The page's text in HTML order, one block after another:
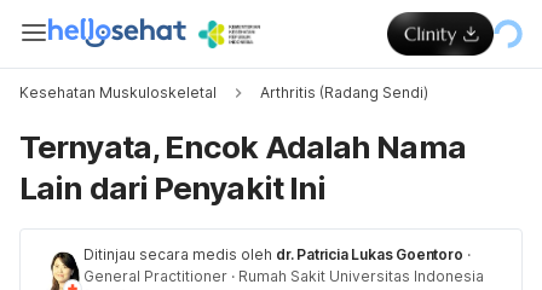
Kesehatan Muskuloskeletal Arthritis (Radang Sendi)
Ternyata, Encok Adalah Nama
Lain dari Penyakit Ini
Ditinjau secara medis oleh dr. Patricia Lukas Goentoro ·
General Practitioner · Rumah Sakit Universitas Indonesia